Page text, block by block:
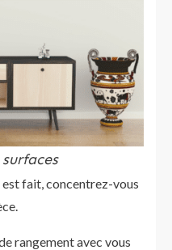
fait, concentrez-vous
rangement avec vous